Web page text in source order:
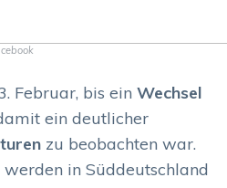
Februar, bis ein Wechsel
ein deutlicher
zu beobachten war.
in Süddeutschland